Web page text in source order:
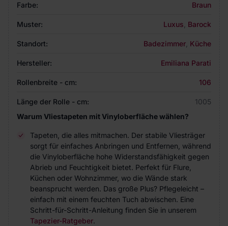
Farbe: Braun
Muster: Luxus Barock
Standort: Badezimmer Küche
Hersteller: Emiliana Parati
Rollenbreite - cm: 106
Länge der Rolle - cm:
1005
Warum Vliestapeten mit Vinyloberfläche wählen?
Tapeten, die alles mitmachen. Der stabile Vliesträger
sorgt für einfaches Anbringen und Entfernen, während
die Vinyloberfläche hohe Widerstandsfähigkeit gegen
Abrieb und Feuchtigkeit bietet. Perfekt für Flure,
Küchen oder Wohnzimmer, wo die Wände stark
beansprucht werden. Das große Plus? Pflegeleicht –
einfach mit einem feuchten Tuch abwischen. Eine
Schritt-für-Schritt-Anleitung finden Sie in unserem
Tapezier-Ratgeber.